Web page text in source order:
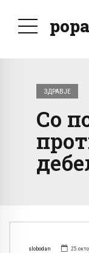
ЗДРАВЈЕ
Со
slobodan 25